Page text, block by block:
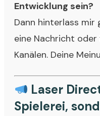
Entwicklung sein?
Dann hinterlass mir
eine Nachricht
Kanälen. Deine
Laser
Spielerei,